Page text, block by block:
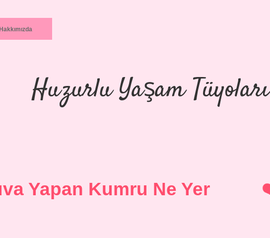
Hakkımızda
Huzurlu Yaşam Tüyoları
Yapan Kumru Ne Yer